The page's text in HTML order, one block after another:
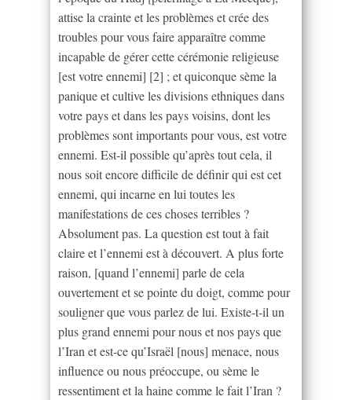
attise la crainte et les problèmes et crée des
troubles pour vous faire apparaître comme
incapable de gérer cette cérémonie religieuse
[est votre ennemi] [2] ; et quiconque sème la
panique et cultive les divisions ethniques dans
votre pays et dans les pays voisins, dont les
problèmes sont importants pour vous, est votre
ennemi. Est-il possible qu’après tout cela, il
nous soit encore difficile de définir qui est cet
ennemi, qui incarne en lui toutes les
manifestations de ces choses terribles ?
Absolument pas. La question est tout à fait
claire et l’ennemi est à découvert. A plus forte
raison, [quand l’ennemi] parle de cela
ouvertement et se pointe du doigt, comme pour
souligner que vous parlez de lui. Existe-t-il un
plus grand ennemi pour nous et nos pays que
l’Iran et est-ce qu’Israël [nous] menace, nous
influence ou nous préoccupe, ou sème le
ressentiment et la haine comme le fait l’Iran ?